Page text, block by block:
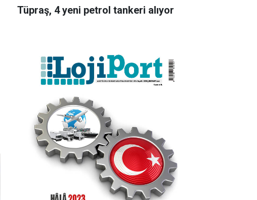
Tüpraş, 4 yeni petrol tankeri alıyor